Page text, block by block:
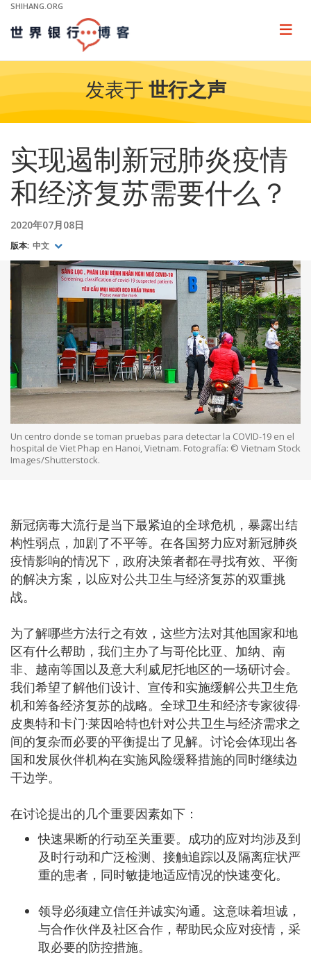
Skip
Main
Navigation
SHIHANG.ORG
Page
发表于 世行之声
实现遏制新冠肺炎疫情
和经济复苏需要什么？
2020年07月08日
版本: 中文
Un centro donde se toman pruebas para detectar la COVID-19 en el
hospital de Viet Phap en Hanoi, Vietnam. Fotografía: © Vietnam Stock
Images/Shutterstock.
新冠病毒大流行是当下最紧迫的全球危机，暴露出结
构性弱点，加剧了不平等。在各国努力应对新冠肺炎
疫情影响的情况下，政府决策者都在寻找有效、平衡
的解决方案，以应对公共卫生与经济复苏的双重挑
战。
为了解哪些方法行之有效，这些方法对其他国家和地
区有什么帮助，我们主办了与哥伦比亚、加纳、南
非、越南等国以及意大利威尼托地区的一场研讨会。
我们希望了解他们设计、宣传和实施缓解公共卫生危
机和筹备经济复苏的战略。全球卫生和经济专家彼得·
皮奥特和卡门·莱因哈特也针对公共卫生与经济需求之
间的复杂而必要的平衡提出了见解。讨论会体现出各
国和发展伙伴机构在实施风险缓释措施的同时继续边
干边学。
在讨论提出的几个重要因素如下：
快速果断的行动至关重要。成功的应对均涉及到
及时行动和广泛检测、接触追踪以及隔离症状严
重的患者，同时敏捷地适应情况的快速变化。
领导必须建立信任并诚实沟通。这意味着坦诚，
与合作伙伴及社区合作，帮助民众应对疫情，采
取必要的防控措施。